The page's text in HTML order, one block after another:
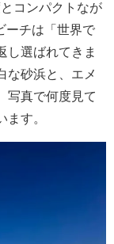
コンパクトなが
ーチは「世界で
し選ばれてきま
な砂浜と、エメ
写真で何度見て
ます。